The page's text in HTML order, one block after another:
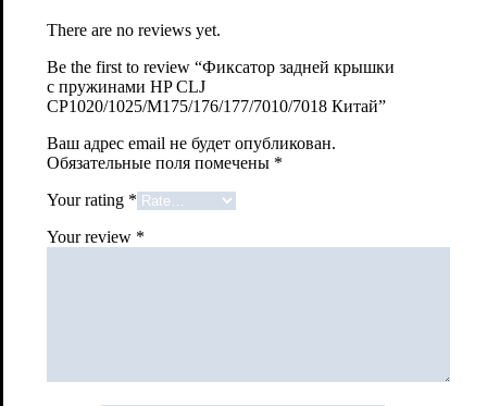
There are no reviews yet.
Be the first to review “Фиксатор задней крышки
с пружинами HP СLJ
CP1020/1025/M175/176/177/7010/7018 Китай”
Ваш адрес email не будет опубликован.
Обязательные поля помечены *
Your rating *
Your review *